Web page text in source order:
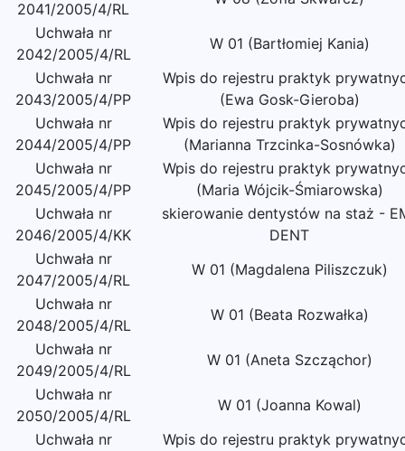
2041/2005/4/RL
Uchwała nr
2042/2005/4/RL
W 01 (Bartłomiej Kania)
Uchwała nr
2043/2005/4/PP
Wpis do rejestru praktyk
(Ewa Gosk-Gieroba)
Uchwała nr
2044/2005/4/PP
Wpis do rejestru praktyk
(Marianna Trzcinka-Sosnówka)
Uchwała nr
2045/2005/4/PP
Wpis do rejestru praktyk
(Maria Wójcik-Śmiarowska)
Uchwała nr
2046/2005/4/KK
skierowanie dentystów na staż -
DENT
Uchwała nr
2047/2005/4/RL
W 01 (Magdalena Piliszczuk)
Uchwała nr
2048/2005/4/RL
W 01 (Beata Rozwałka)
Uchwała nr
2049/2005/4/RL
W 01 (Aneta Szcząchor)
Uchwała nr
2050/2005/4/RL
W 01 (Joanna Kowal)
Uchwała nr
Wpis do rejestru praktyk